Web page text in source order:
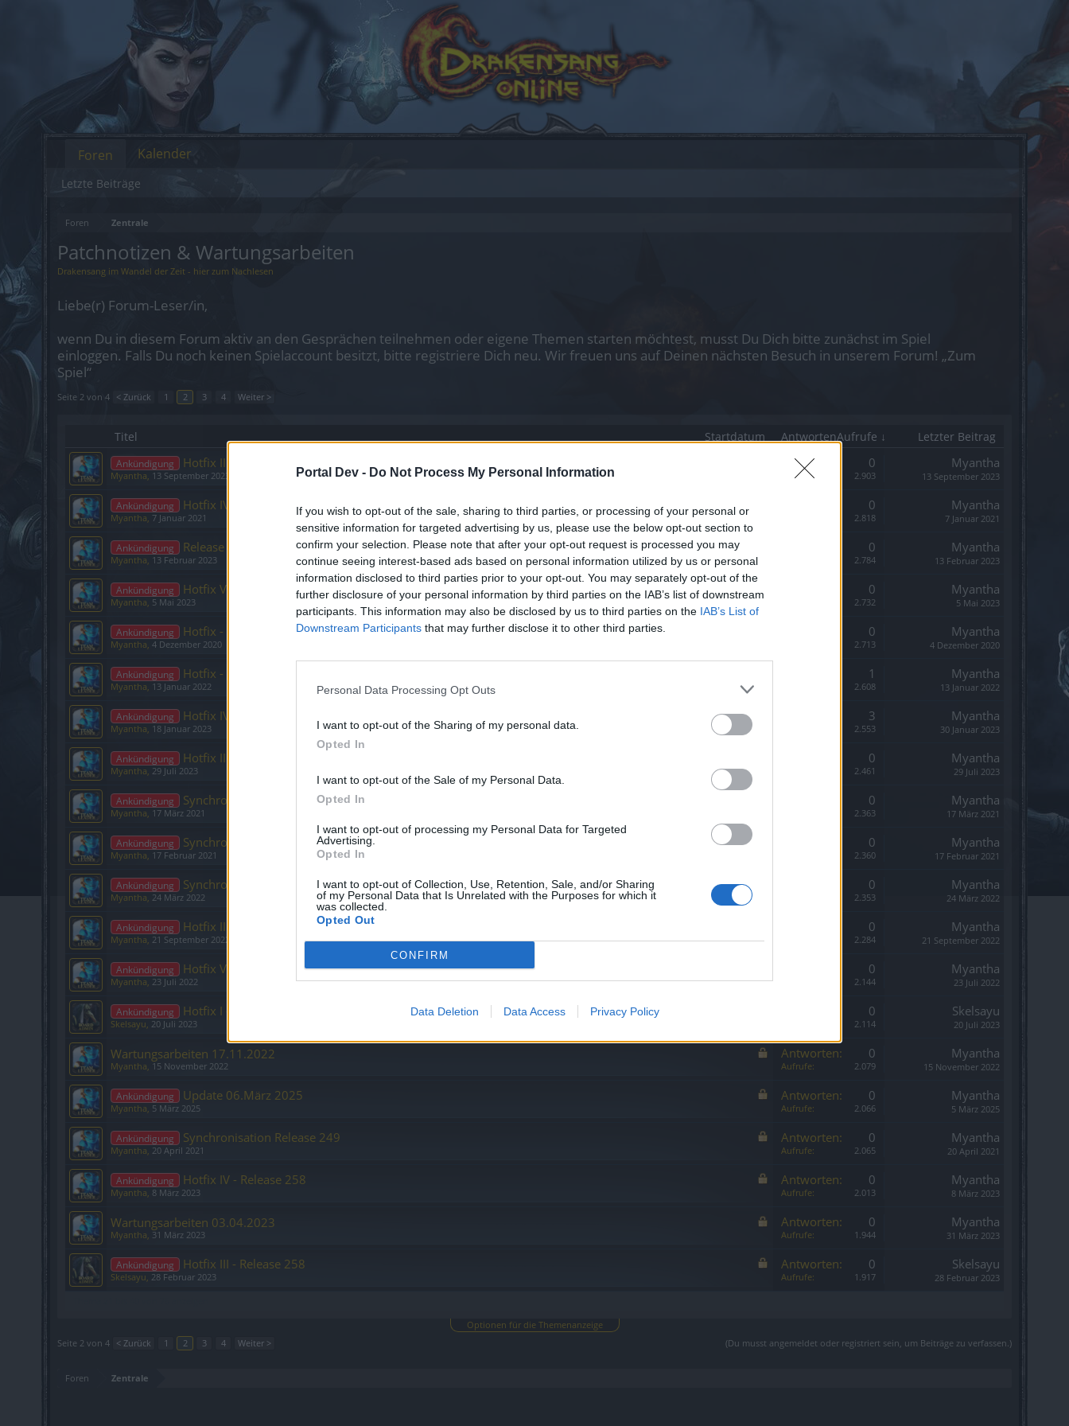
Portal Dev - Do Not Process My Personal Information
If you wish to opt-out of the sale, sharing to third parties, or processing of your personal or
sensitive information for targeted advertising by us, please use the below opt-out section to
confirm your selection. Please note that after your opt-out request is processed you may
continue seeing interest-based ads based on personal information utilized by us or personal
information disclosed to third parties prior to your opt-out. You may separately opt-out of the
further disclosure of your personal information by third parties on the IAB’s list of downstream
participants. This information may also be disclosed by us to third parties on the IAB’s List of
Downstream Participants that may further disclose it to other third parties.
Personal Data Processing Opt Outs
I want to opt-out of the Sharing of my personal data.
Opted In
I want to opt-out of the Sale of my Personal Data.
Opted In
I want to opt-out of processing my Personal Data for Targeted
Advertising.
Opted In
I want to opt-out of Collection, Use, Retention, Sale, and/or Sharing
of my Personal Data that Is Unrelated with the Purposes for which it
was collected.
Opted Out
CONFIRM
Data Deletion Data Access Privacy Policy
Foren Zentrale
Patchnotizen & Wartungsarbeiten
Drakensang im Wandel der Zeit - hier zum Nachlesen
Liebe(r) Forum-Leser/in,
wenn Du in diesem Forum aktiv an den Gesprächen teilnehmen oder eigene Themen starten möchtest, musst Du Dich bitte zunächst im Spiel
einloggen. Falls Du noch keinen Spielaccount besitzt, bitte registriere Dich neu. Wir freuen uns auf Deinen nächsten Besuch in unserem Forum! „Zum
Spiel“
Seite 2 von 4 < Zurück 1 2 3 4 Weiter >
Titel Startdatum AntwortenAufrufe ↓ Letzter Beitrag
Ankündigung Hotfix III - Release 259
Myantha, 13 September 2023
Antworten: 0
Aufrufe: 2.903
Myantha
13 September 2023
Ankündigung Hotfix IV - Release 245
Myantha, 7 Januar 2021
0
2.818
Myantha
7 Januar 2021
Ankündigung Release 258
Myantha, 13 Februar 2023
0
2.784
Myantha
13 Februar 2023
Ankündigung Hotfix V - Release 258
Myantha, 5 Mai 2023
0
2.732
Myantha
5 Mai 2023
Ankündigung Hotfix - Release 245
Myantha, 4 Dezember 2020
0
2.713
Myantha
4 Dezember 2020
Ankündigung Hotfix - Release 253
Myantha, 13 Januar 2022
1
2.608
Myantha
13 Januar 2022
Ankündigung Hotfix IV - Release 257
Myantha, 18 Januar 2023
3
2.553
Myantha
30 Januar 2023
Ankündigung Hotfix II - Release 259
Myantha, 29 Juli 2023
0
2.461
Myantha
29 Juli 2023
Ankündigung Synchronisation Release 248
Myantha, 17 März 2021
0
2.363
Myantha
17 März 2021
Ankündigung Synchronisation Release 247
Myantha, 17 Februar 2021
0
2.360
Myantha
17 Februar 2021
Ankündigung Synchronisation Release 254
Myantha, 24 März 2022
0
2.353
Myantha
24 März 2022
Ankündigung Hotfix II - Release 257
Myantha, 21 September 2022
0
2.284
Myantha
21 September 2022
Ankündigung Hotfix V - Release 256
Myantha, 23 Juli 2022
0
2.144
Myantha
23 Juli 2022
Ankündigung Hotfix I - Release 259
Skelsayu, 20 Juli 2023
0
2.114
Skelsayu
20 Juli 2023
Wartungsarbeiten 17.11.2022
Myantha, 15 November 2022
Antworten: 0
Aufrufe: 2.079
Myantha
15 November 2022
Ankündigung Update 06.März 2025
Myantha, 5 März 2025
Antworten: 0
Aufrufe: 2.066
Myantha
5 März 2025
Ankündigung Synchronisation Release 249
Myantha, 20 April 2021
Antworten: 0
Aufrufe: 2.065
Myantha
20 April 2021
Ankündigung Hotfix IV - Release 258
Myantha, 8 März 2023
Antworten: 0
Aufrufe: 2.013
Myantha
8 März 2023
Wartungsarbeiten 03.04.2023
Myantha, 31 März 2023
Antworten: 0
Aufrufe: 1.944
Myantha
31 März 2023
Ankündigung Hotfix III - Release 258
Skelsayu, 28 Februar 2023
Antworten: 0
Aufrufe: 1.917
Skelsayu
28 Februar 2023
Optionen für die Themenanzeige
(Du musst angemeldet oder registriert sein, um Beiträge zu verfassen.)
Seite 2 von 4 < Zurück 1 2 3 4 Weiter >
Foren Zentrale
Foren
Letzte Beiträge
Kalender